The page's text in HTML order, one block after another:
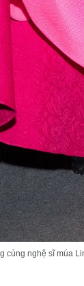
cùng nghệ sĩ múa